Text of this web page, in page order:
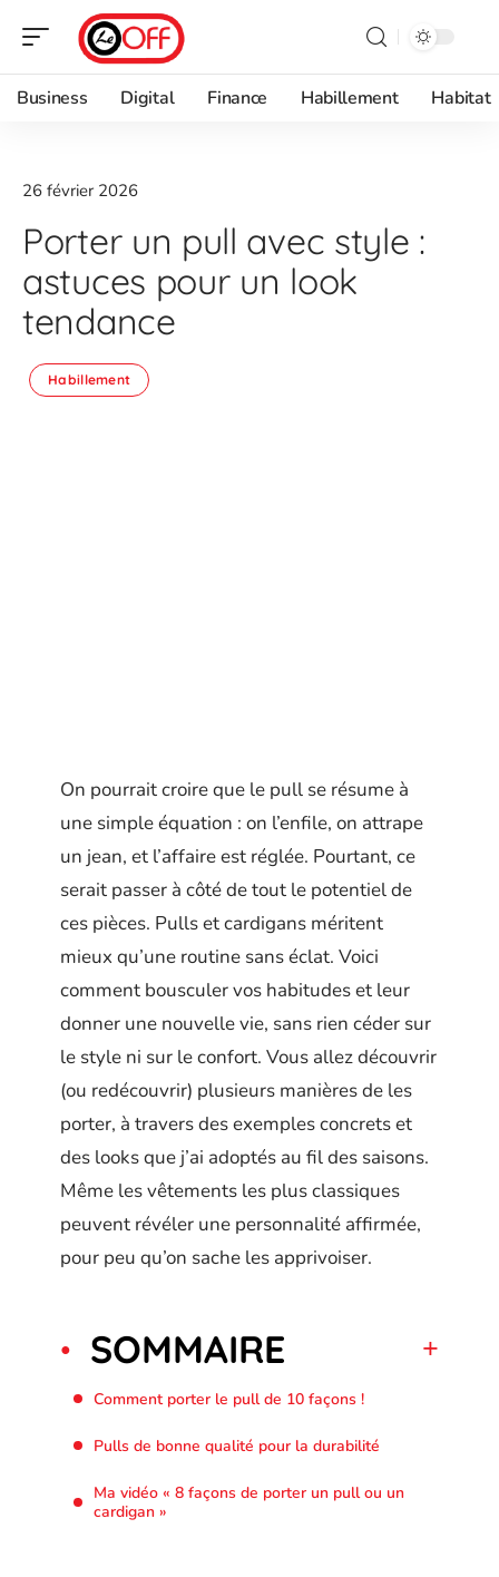
Business Digital Finance Habillement Habitat
26 février 2026
Porter un pull avec style :
astuces pour un look
tendance
Habillement
On pourrait croire que le pull se résume à
une simple équation : on l’enfile, on attrape
un jean, et l’affaire est réglée. Pourtant, ce
serait passer à côté de tout le potentiel de
ces pièces. Pulls et cardigans méritent
mieux qu’une routine sans éclat. Voici
comment bousculer vos habitudes et leur
donner une nouvelle vie, sans rien céder sur
le style ni sur le confort. Vous allez découvrir
(ou redécouvrir) plusieurs manières de les
porter, à travers des exemples concrets et
des looks que j’ai adoptés au fil des saisons.
Même les vêtements les plus classiques
peuvent révéler une personnalité affirmée,
pour peu qu’on sache les apprivoiser.
SOMMAIRE
Comment porter le pull de 10 façons !
Pulls de bonne qualité pour la durabilité
Ma vidéo « 8 façons de porter un pull ou un
cardigan »